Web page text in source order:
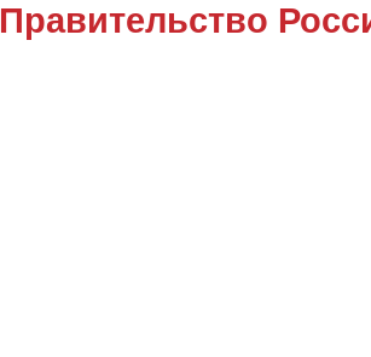
Правительство